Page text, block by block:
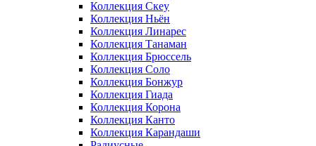
Коллекция Скеу
Коллекция Ньён
Коллекция Линарес
Коллекция Танаман
Коллекция Брюссель
Коллекция Соло
Коллекция Бонжур
Коллекция Гиада
Коллекция Корона
Коллекция Канто
Коллекция Карандаши